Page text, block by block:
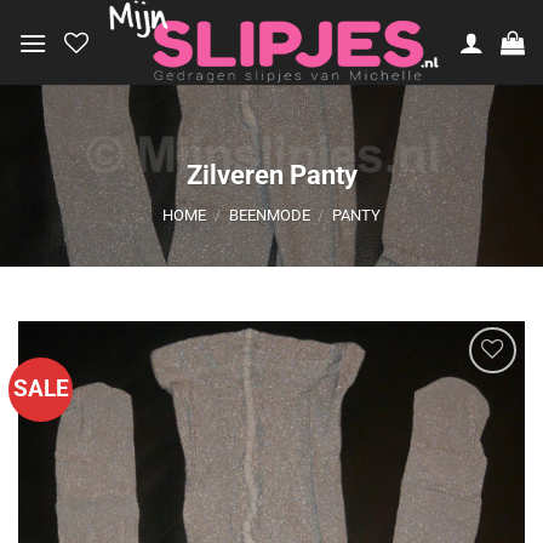
naar
Zilveren Panty
HOME / BEENMODE / PANTY
SALE
Aan
verlanglijst
toevoegen